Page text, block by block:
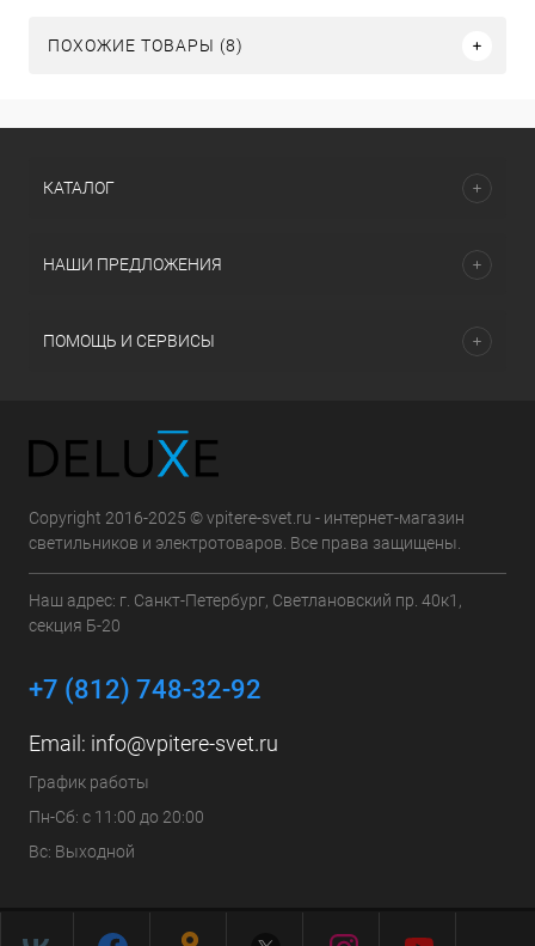
ПОХОЖИЕ ТОВАРЫ (8)
КАТАЛОГ
НАШИ ПРЕДЛОЖЕНИЯ
ПОМОЩЬ И СЕРВИСЫ
Copyright 2016-2025 © vpitere-svet.ru - интернет-магазин
светильников и электротоваров. Все права защищены.
Наш адрес: г. Санкт-Петербург, Светлановский пр. 40к1,
секция Б-20
+7 (812) 748-32-92
Email: info@vpitere-svet.ru
График работы
Пн-Сб: с 11:00 до 20:00
Вс: Выходной